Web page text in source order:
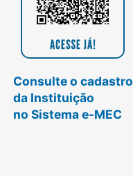
Consulte o cadastro
da Instituição
no Sistema e-MEC